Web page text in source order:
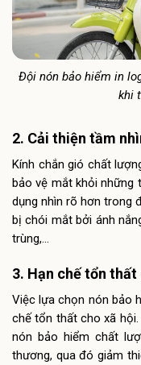
Đội nón bảo hiểm in
khi
2. Cải thiện tầm
Kính chắn gió chất
bảo vệ mắt khỏi những
dụng nhìn rõ hơn trong
bị chói mắt bởi ánh
trùng,…
3. Hạn chế tổn thất
Việc lựa chọn nón bảo
chế tổn thất cho xã
nón bảo hiểm chất
thương, qua đó giảm